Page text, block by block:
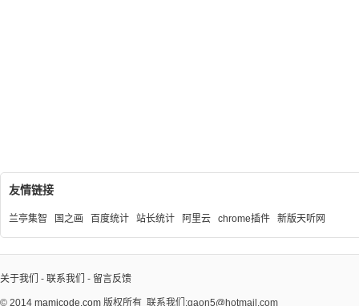
友情链接
兰亭集智 国之画 百度统计 站长统计 阿里云 chrome插件 新版天听网
关于我们 - 联系我们 - 留言反馈
© 2014 mamicode.com 版权所有 联系我们:gaon5@hotmail.com